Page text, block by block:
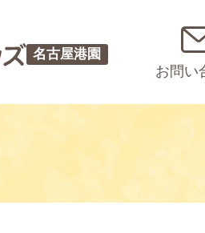
名古屋港園
お問い